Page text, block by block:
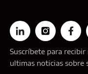
Suscríbete para
ultimas noticias sobre